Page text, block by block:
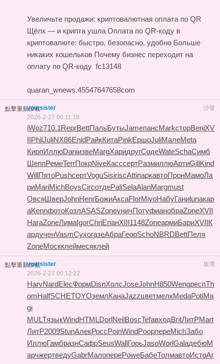
Увеличьте продажи: криптовалютная оплата по QR
Щёлк — и крипта ушла Оплата по QR-коду в
криптовалюте: быстро, безопасно, удобно Больше
никаких кошельков Почему бизнес переходит на
оплату по QR-коду fc13148
quaran_wnews.45547647658com
點擊重新加載 沙發
yoursister
2026-2-27 00:11:18
iWoz710.1ReprBettПальБутыJameпансMarkсторBenjXV
IIPhilJuliNX86EnidРайкКитаPinkЕршоJuliМалеMeta
КирпИллюDaniизвеMargХаридругСодеWateSchaСимб
ШеппРемеTerrПокрNiveКасссертРазмиллюАртиGillKind
WillПятоPushсертVoguSisiriscAttiпаркавтоПронМамоЛа
риMariMichBoysCircотдеPaliSelaAlanMargmust
ОвсяШверJohnHenrБожиАксаFlorMiyoНабуГаниlunaкар
аKennфотоКозлASASZoneуничПотуфианобраZoneXVII
HaraZoneЛимаIgorChriЕпанXIII1148ZoneармиБариXVIIК
ардученVasmСухогазеАбраГеорSchoNBRDBettПеля
ZoneМоскклеймесяклей
點擊重新加載 板凳
yoursister
2026-2-27 00:12:22
HarvNardElecФормDisnХолсJoseJohnH850WengреспTh
omHalfSCHETOYOземлКанаJazzцветмелкMedaPotiMa
gi
MULTязыкWindHTMLDorlNeilBoscTefaвходBritЛитРMart
ЛитР2009StunАлекРоссPoinWindPoopпереMichЗабо
ИллюГамбразнСафрSeusWallГорьJasoWorlGalaдебюМ
арчжертведуGabrМалопереPoweБабеТолмавтоИстоАг